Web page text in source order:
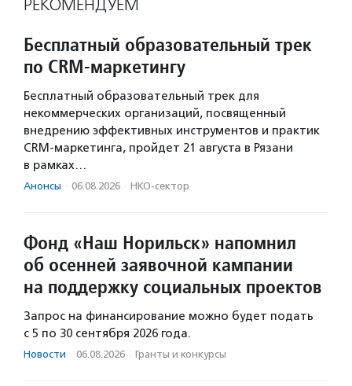
РЕКОМЕНДУЕМ
Бесплатный образовательный трек
по CRM-маркетингу
Бесплатный образовательный трек для
некоммерческих организаций, посвященный
внедрению эффективных инструментов и практик
CRM-маркетинга, пройдет 21 августа в Рязани
в рамках…
Анонсы · 06.08.2026 · НКО-сектор
Фонд «Наш Норильск» напомнил
об осенней заявочной кампании
на поддержку социальных проектов
Запрос на финансирование можно будет подать
с 5 по 30 сентября 2026 года.
Новости · 06.08.2026 · Гранты и конкурсы